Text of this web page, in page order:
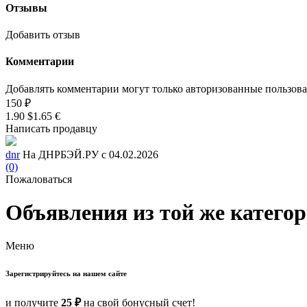
Отзывы
Добавить отзыв
Комментарии
Добавлять комментарии могут только авторизованные
150 ₽
1.90 $1.65 €
Написать продавцу
dnr На ДНРБЭЙ.РУ с 04.02.2026
(0)
Пожаловаться
Объявления из той же
Меню
Зарегистрируйтесь на нашем сайте
и получите 25 ₽на свой бонусный счет!